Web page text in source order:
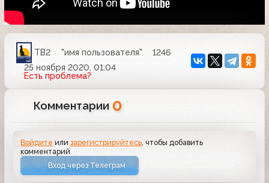
ТВ2 "имя пользователя"
1246
25 ноября 2020, 01:04
Есть проблема?
Комментарии 0
Войдите илизарегистрируйтесь , чтобы добавить
комментарий
Вход через Телеграм